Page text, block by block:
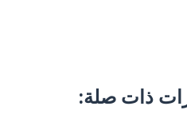
ذات صلة: